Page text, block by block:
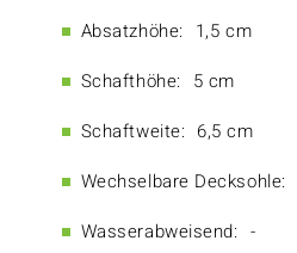
Absatzhöhe: 1,5 cm
Schafthöhe: 5 cm
Schaftweite: 6,5 cm
Wechselbare Decksohle:
Wasserabweisend: -